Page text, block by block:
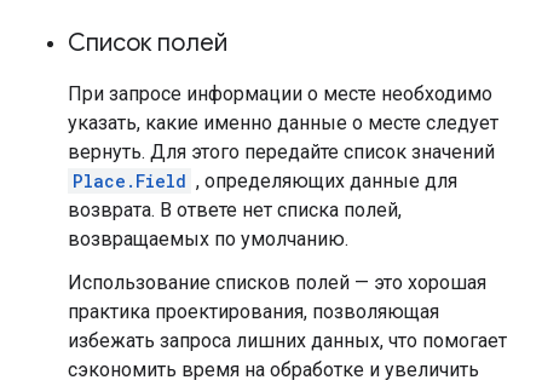
Список полей
При запросе информации о месте необходимо
указать, какие именно данные о месте следует
вернуть. Для этого передайте список значений
Place.Field , определяющих данные для
возврата. В ответе нет списка полей,
возвращаемых по умолчанию.
Использование списков полей — это хорошая
практика проектирования, позволяющая
избежать запроса лишних данных, что помогает
сэкономить время на обработке и увеличить